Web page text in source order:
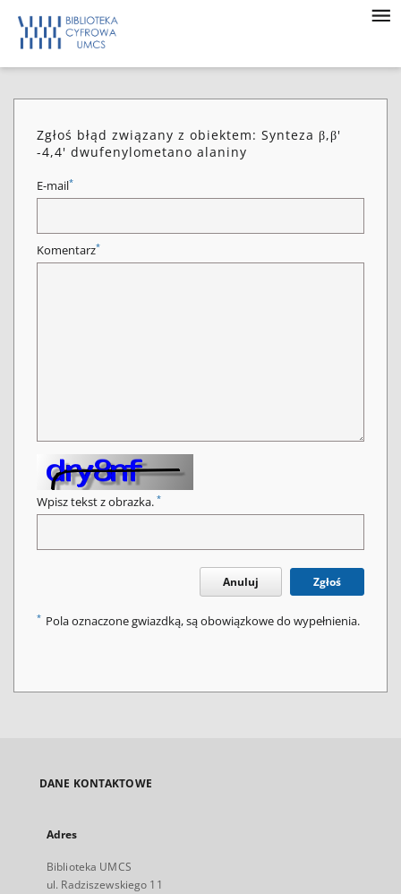
Zgłoś błąd związany z obiektem: Synteza β,β'
-4,4' dwufenylometano alaniny
E-mail*
Komentarz*
Wpisz tekst z obrazka. *
Anuluj Zgłoś
* Pola oznaczone gwiazdką, są obowiązkowe do wypełnienia.
DANE KONTAKTOWE
Adres
Biblioteka UMCS
ul. Radziszewskiego 11